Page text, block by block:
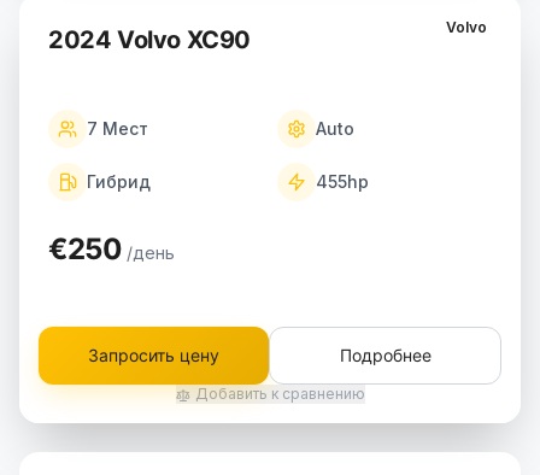
Volvo
2024 Volvo XC90
7 Мест Auto
Гибрид 455hp
€250 /день
Запросить цену Подробнее
Добавить к сравнению